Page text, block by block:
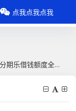
额度全盘点：3种变现方法+商家码定位指南
点我点我点我